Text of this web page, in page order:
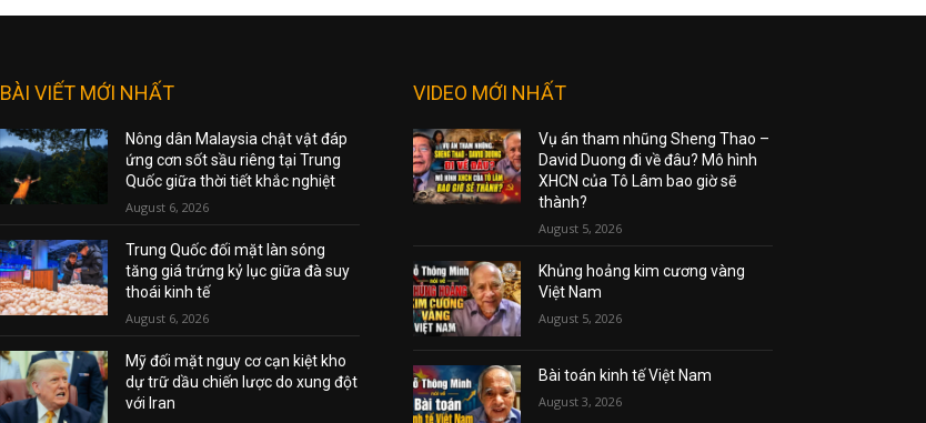
BÀI VIẾT MỚI NHẤT
Nông dân Malaysia chật vật đáp
ứng cơn sốt sầu riêng tại Trung
Quốc giữa thời tiết khắc nghiệt
August 6, 2026
Trung Quốc đối mặt làn sóng
tăng giá trứng kỷ lục giữa đà suy
thoái kinh tế
August 6, 2026
Mỹ đối mặt nguy cơ cạn kiệt kho
dự trữ dầu chiến lược do xung đột
với Iran
VIDEO MỚI NHẤT
Vụ án tham nhũng Sheng Thao –
David Duong đi về đâu? Mô hình
XHCN của Tô Lâm bao giờ sẽ
thành?
August 5, 2026
Khủng hoảng kim cương vàng
Việt Nam
August 5, 2026
Bài toán kinh tế Việt Nam
August 3, 2026